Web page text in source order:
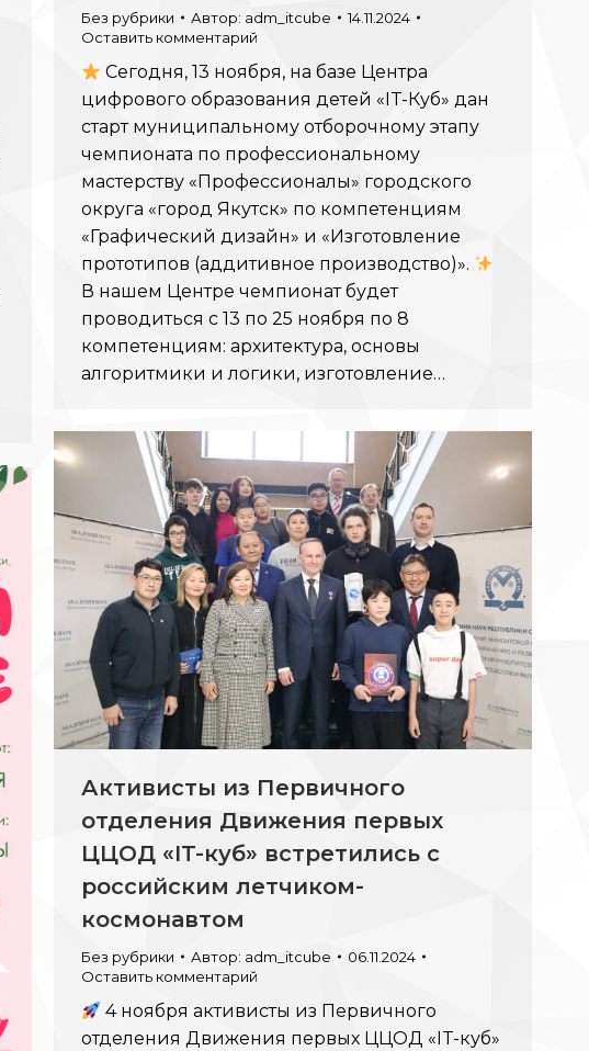
Без рубрики Автор: adm_itcube
14.11.2024
Оставить комментарий
Сегодня, 13 ноября, на базе Центра
цифрового образования детей «IT-Куб» дан
старт муниципальному отборочному этапу
чемпионата по профессиональному
мастерству «Профессионалы» городского
округа «город Якутск» по компетенциям
«Графический дизайн» и «Изготовление
прототипов (аддитивное производство)».
В нашем Центре чемпионат будет
проводиться с 13 по 25 ноября по 8
компетенциям: архитектура, основы
алгоритмики и логики, изготовление…
Активисты из Первичного
отделения Движения первых
ЦЦОД «IT-куб» встретились с
российским летчиком-
космонавтом
Без рубрики Автор: adm_itcube
06.11.2024
Оставить комментарий
4 ноября активисты из Первичного
отделения Движения первых ЦЦОД «IT-куб»